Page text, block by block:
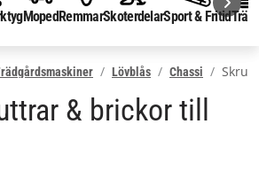
MopedRemmarSkoterdelarSport & Fritid
Lövblås Chassi
& brickor till